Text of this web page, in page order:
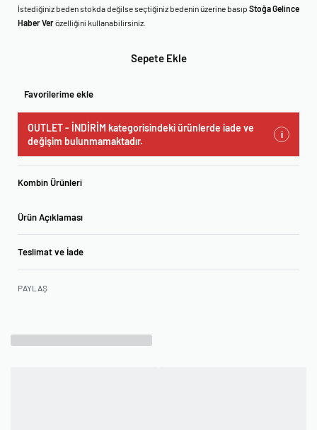
İstediğiniz beden stokda değilse seçtiğiniz bedenin üzerine basıp Stoğa Gelince
Haber Verözelliğini kullanabilirsiniz.
Sepete Ekle
Favorilerime ekle
OUTLET - İNDİRİM kategorisindeki ürünlerde iade ve
değişim bulunmamaktadır.
i
Kombin Ürünleri
Ürün Açıklaması
Teslimat ve İade
PAYLAŞ